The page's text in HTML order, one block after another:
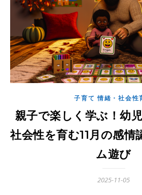
子育て 情緒・社会性
親子で楽しく学ぶ！幼
社会性を育む11月の感情
ム遊び
2025-11-05